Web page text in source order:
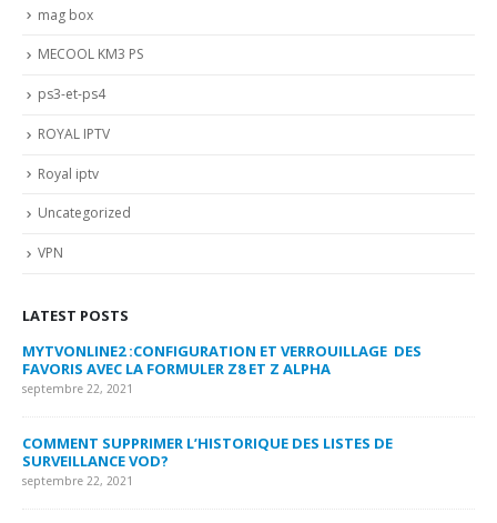
mag box
MECOOL KM3 PS
ps3-et-ps4
ROYAL IPTV
Royal iptv
Uncategorized
VPN
LATEST POSTS
MYTVONLINE2 :CONFIGURATION ET VERROUILLAGE DES
FAVORIS AVEC LA FORMULER Z8 ET Z ALPHA
septembre 22, 2021
COMMENT SUPPRIMER L’HISTORIQUE DES LISTES DE
SURVEILLANCE VOD?
septembre 22, 2021